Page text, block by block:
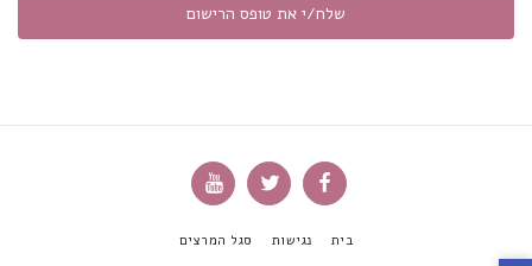
שלח/י את טופס הרישום
בית נגישות סגל המרצים